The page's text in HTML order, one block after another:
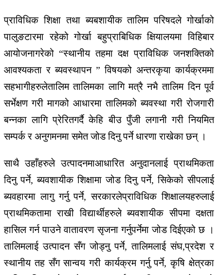
प्राविधिक शिक्षा तथा ब्यबशायीक तालिम परिषदले गोर्खाको
पालुङटारमा रहेको गोर्खा बहुप्राबिधिक क्षियालयमा विहिबार
आयोजनागरेको “स्थानीय तहमा दक्ष प्राविधिक जनशक्तिको
आवश्यकता र ब्यवस्थापन”विषयको अन्तरकृया कार्यक्रममा
सहभागीहरुलेतालिम तालिमका लागि मत्रै नभै तालिम दिन पूर्व
सर्भेक्षण गरी मागको आधारमा तालिमको ब्यवस्था गरी रोजगारी
बन्नका लागि प्रेरितगर्दै केहि बीउ पुँजी लगानी गरी नियमित
सम्पर्क र अनुगमनमा समेत जोड दिनु पर्ने धारणा राखेका छन् ।
साथै उहाँहरुले उत्पादनमाआधारित अनुदानलाई प्राथमिकता
दिनु पर्ने,ब्यवशायीक शिक्षामा जोड दिनु पर्ने,सिकेको सीपलाई
ब्यवहारमा लागु गर्नु पर्ने,सरकारलेप्राविधिक शिक्षालयहरुलाई
प्राथमिकतामा राखी विद्यार्थीहरुले ब्यवशायीक सीपमा दक्षता
हासिल गर्न पाउने वातावरण सृजना गर्नुपर्नेमा जोड दिईएको छ ।
तालिमलाई उत्पादन सँग जोड्नु पर्ने,तालिमलाई संघ,प्रदेश र
स्थानीय तह सँग सान्वय गरी कार्यक्रम गर्नु पर्ने,कृषि क्षेत्रका